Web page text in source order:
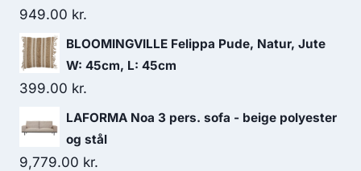
949.00 kr.
BLOOMINGVILLE Felippa Pude, Natur, Jute
W: 45cm, L: 45cm
399.00 kr.
LAFORMA Noa 3 pers. sofa - beige polyester
og stål
9,779.00 kr.